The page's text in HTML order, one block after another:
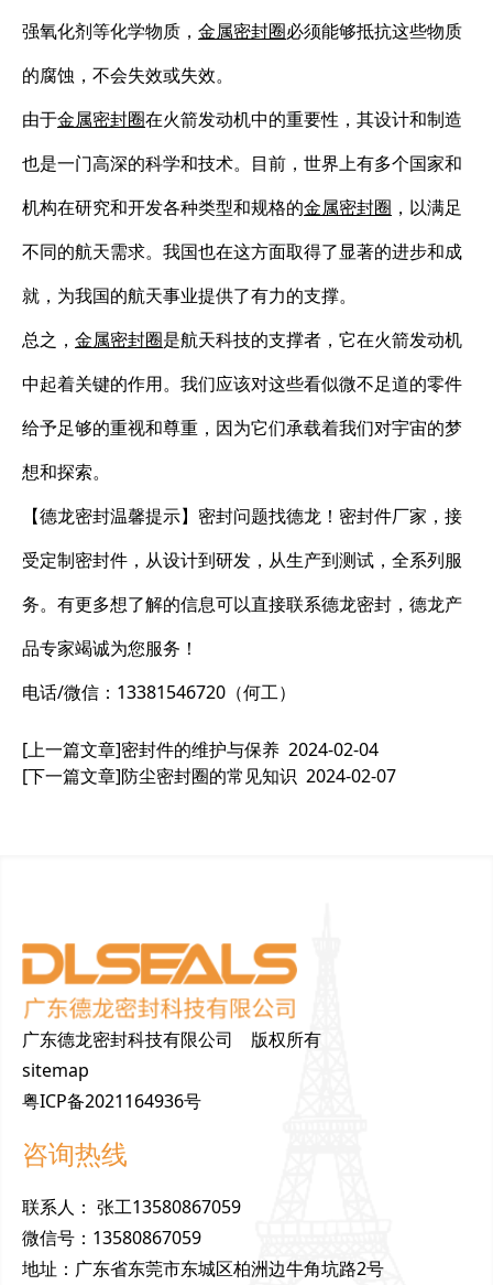
强氧化剂等化学物质， 金属密封圈必须能够抵抗这些物质
的腐蚀，不会失效或失效。
由于金属密封圈在火箭发动机中的重要性，其设计和制造
也是一门高深的科学和技术。目前，世界上有多个国家和
机构在研究和开发各种类型和规格的金属密封圈 ，以满足
不同的航天需求。我国也在这方面取得了显著的进步和成
就，为我国的航天事业提供了有力的支撑。
总之， 金属密封圈是航天科技的支撑者，它在火箭发动机
中起着关键的作用。我们应该对这些看似微不足道的零件
给予足够的重视和尊重，因为它们承载着我们对宇宙的梦
想和探索。
【德龙密封温馨提示】密封问题找德龙！密封件厂家，接
受定制密封件，从设计到研发，从生产到测试，全系列服
务。有更多想了解的信息可以直接联系德龙密封，德龙产
品专家竭诚为您服务！
电话/微信：13381546720（何工）
[上一篇文章]密封件的维护与保养 2024-02-04
[下一篇文章]防尘密封圈的常见知识 2024-02-07
广东德龙密封科技有限公司 版权所有
sitemap
粤ICP备2021164936号
咨询热线
联系人 ： 张工13580867059
微信号 ： 13580867059
地址 ： 广东省东莞市东城区柏洲边牛角坑路2号